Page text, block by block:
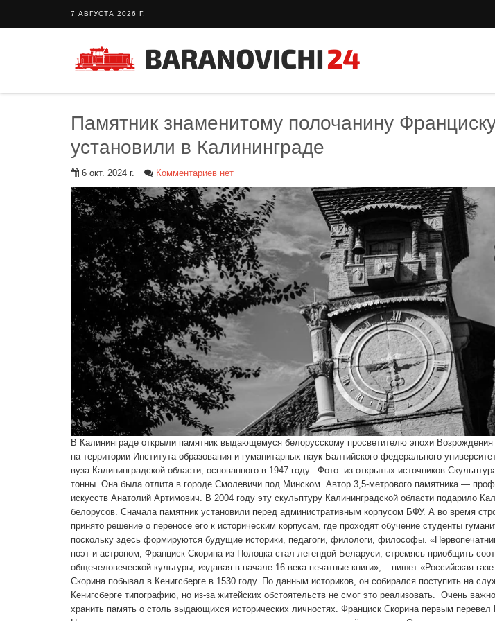
7 АВГУСТА 2026 Г.
Памятник знаменитому полочанину
установили в Калининграде
6 окт. 2024 г. Комментариев нет
В Калининграде открыли памятник выдающемуся белорусскому просветителю эпохи
на территории Института образования и гуманитарных наук Балтийского федерального
вуза Калининградской области, основанного в 1947 году. Фото: из открытых источников
тонны. Она была отлита в городе Смолевичи под Минском. Автор 3,5-метрового памятника —
искусств Анатолий Артимович. В 2004 году эту скульптуру Калининградской области подарило
белорусов. Сначала памятник установили перед административным корпусом БФУ. А во время
принято решение о переносе его к историческим корпусам, где проходят обучение студенты
поскольку здесь формируются будущие историки, педагоги, филологи, философы.
поэт и астроном, Франциск Скорина из Полоцка стал легендой Беларуси, стремясь приобщить
общечеловеческой культуры, издавая в начале 16 века печатные книги», – пишет «Российская
Скорина побывал в Кенигсберге в 1530 году. По данным историков, он собирался поступить на
Кенигсберге типографию, но из-за житейских обстоятельств не смог это реализовать. Очень
хранить память о столь выдающихся исторических личностях. Франциск Скорина первым перевел
Тайный гость: кафе «Фасти Хасти»